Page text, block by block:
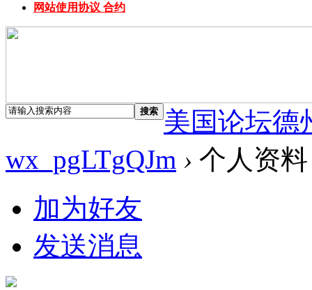
网站使用协议 合约
搜索
美国论坛德
wx_pgLTgQJm › 个人资料
加为好友
发送消息